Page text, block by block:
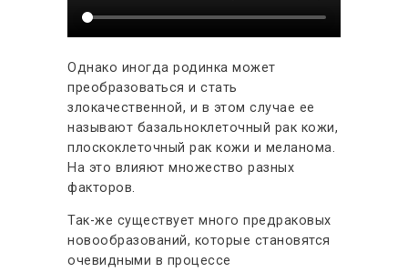
Однако иногда родинка может
преобразоваться и стать
злокачественной, и в этом случае ее
называют базальноклеточный рак кожи,
плоскоклеточный рак кожи и меланома.
На это влияют множество разных
факторов.
Так-же существует много предраковых
новообразований, которые становятся
очевидными в процессе